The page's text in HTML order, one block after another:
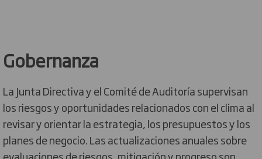
Gobernanza
La Junta Directiva y el Comité de Auditoría supervisan
los riesgos y oportunidades relacionados con el clima al
revisar y orientar la estrategia, los presupuestos y los
planes de negocio. Las actualizaciones anuales sobre
evaluaciones de riesgos, mitigación y progreso son